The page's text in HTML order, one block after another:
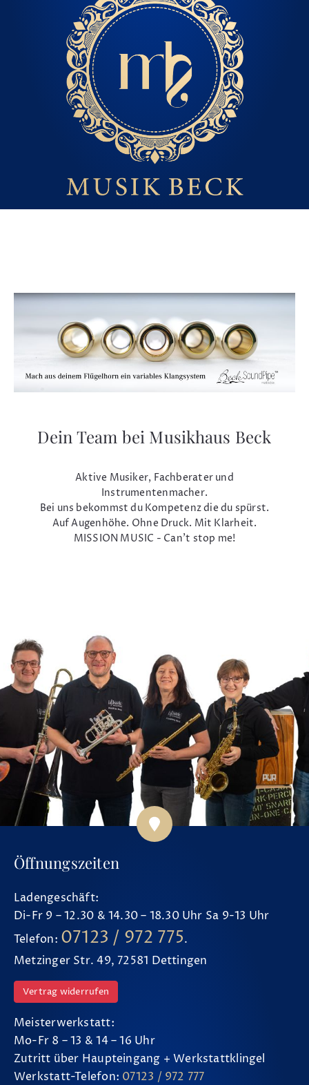
Dein Team bei Musikhaus Beck
Aktive Musiker, Fachberater und
Instrumentenmacher.
Bei uns bekommst du Kompetenz die du spürst.
Auf Augenhöhe. Ohne Druck. Mit Klarheit.
MISSION MUSIC - Can't stop me!
Öffnungszeiten
Ladengeschäft:
Di-Fr 9 – 12.30 & 14.30 – 18.30 Uhr Sa 9-13 Uhr
Telefon: 07123 / 972 775.
Metzinger Str. 49, 72581 Dettingen
Vertrag widerrufen
Meisterwerkstatt:
Mo-Fr 8 – 13 & 14 – 16 Uhr
Zutritt über Haupteingang + Werkstattklingel
Werkstatt-Telefon: 07123 / 972 777